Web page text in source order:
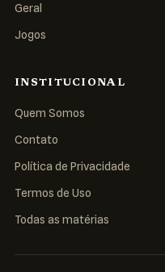
Geral
Jogos
INSTITUCIONAL
Quem Somos
Contato
Política de Privacidade
Termos de Uso
Todas as matérias